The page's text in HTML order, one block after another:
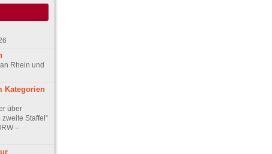
Rhein und
Kategorien
über
zweite Staffel“
–